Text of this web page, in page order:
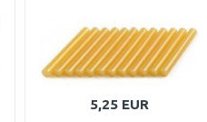
5,25 EUR